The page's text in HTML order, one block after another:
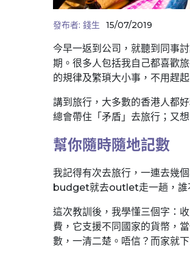
發布者: 錢生 15/07/2019
今早一返到公司，就聽到同事
期。很多人包括我自己都喜歡
的規律及繁瑣大小事，不用趕
講到旅行，大多數的香港人都
總會帶住「矛盾」去旅行；又
幫你隨時隨地記數
我記得有次去旅行，一連去幾
budget就去outlet走一趟，誰
這次教訓後，我學懂三個字：
費，它支援不同國家的貨幣，
數，一清二楚。唔信？而家就下